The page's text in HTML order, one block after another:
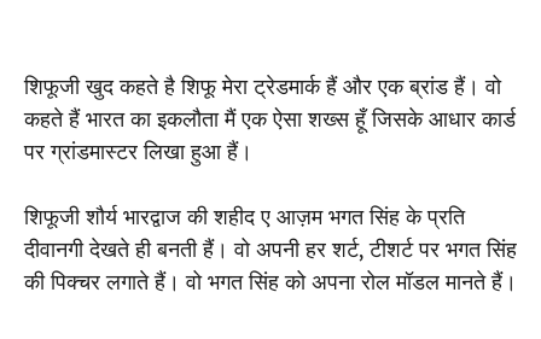
शिफूजी खुद कहते है शिफू मेरा ट्रेडमार्क हैं और एक ब्रांड हैं। वो
कहते हैं भारत का इकलौता मैं एक ऐसा शख्स हूँ जिसके आधार कार्ड
पर ग्रांडमास्टर लिखा हुआ हैं।
शिफूजी शौर्य भारद्वाज की शहीद ए आज़म भगत सिंह के प्रति
दीवानगी देखते ही बनती हैं। वो अपनी हर शर्ट, टीशर्ट पर भगत सिंह
की पिक्चर लगाते हैं। वो भगत सिंह को अपना रोल मॉडल मानते हैं।